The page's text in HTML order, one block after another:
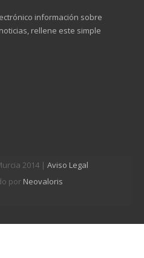
información sobre
rellene este simple
2014 | Aviso Legal
por Neovaloris